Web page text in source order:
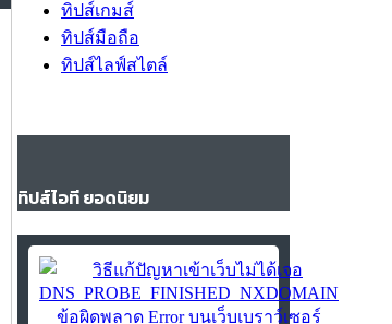
ทิปส์เกมส์
ทิปส์มือถือ
ทิปส์ไลฟ์สไตล์
ทิปส์ไอที ยอดนิยม